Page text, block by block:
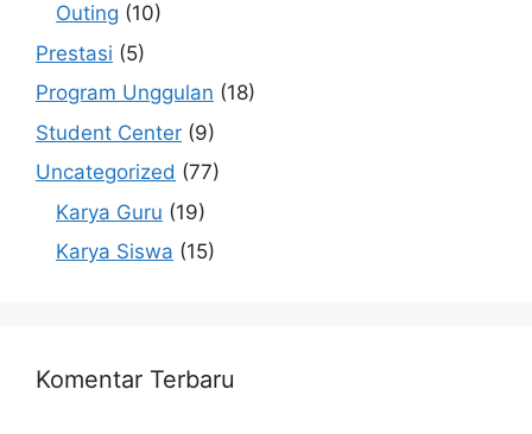
Outing (10)
Prestasi (5)
Program Unggulan (18)
Student Center (9)
Uncategorized (77)
Karya Guru (19)
Karya Siswa (15)
Komentar Terbaru